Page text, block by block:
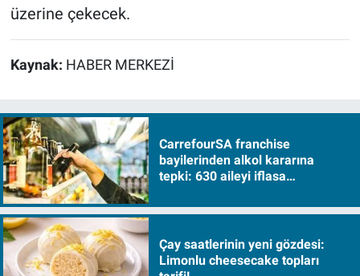
üzerine çekecek.
Kaynak: HABER MERKEZİ
CarrefourSA franchise
bayilerinden alkol kararına
tepki: 630 aileyi iflasa
Çay saatlerinin yeni gözdesi:
Limonlu cheesecake topları